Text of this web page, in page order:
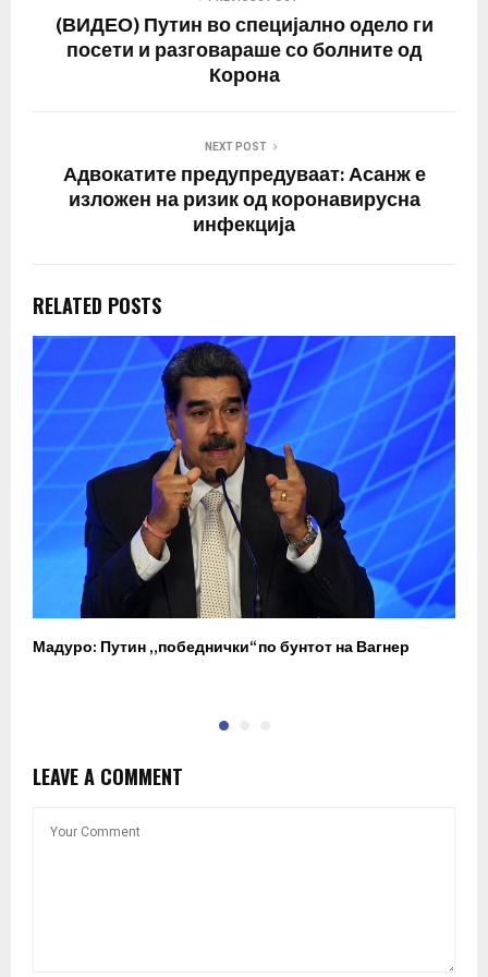
луѓето,…
(ВИДЕО) Путин во специјално одело ги
посети и разговараше со болните од
Корона
NEXT POST
Адвокатите предупредуваат: Асанж е
изложен на ризик од коронавирусна
инфекција
RELATED POSTS
Мадуро: Путин „победнички“ по бунтот на Вагнер
LEAVE A COMMENT